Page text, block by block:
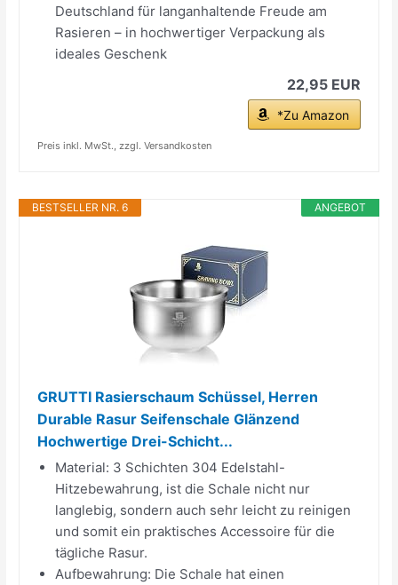
Deutschland für langanhaltende Freude am
Rasieren – in hochwertiger Verpackung als
ideales Geschenk
22,95 EUR
*Zu Amazon
Preis inkl. MwSt., zzgl. Versandkosten
ANGEBOT
BESTSELLER NR. 6
GRUTTI Rasierschaum Schüssel, Herren
Durable Rasur Seifenschale Glänzend
Hochwertige Drei-Schicht...
Material: 3 Schichten 304 Edelstahl-
Hitzebewahrung, ist die Schale nicht nur
langlebig, sondern auch sehr leicht zu reinigen
und somit ein praktisches Accessoire für die
tägliche Rasur.
Aufbewahrung: Die Schale hat einen